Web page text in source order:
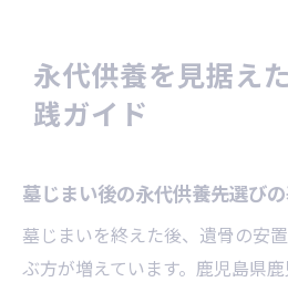
永代供養を見据え
践ガイド
墓じまい後の永代供養先選び
墓じまいを終えた後、遺骨の安
ぶ方が増えています。鹿児島県